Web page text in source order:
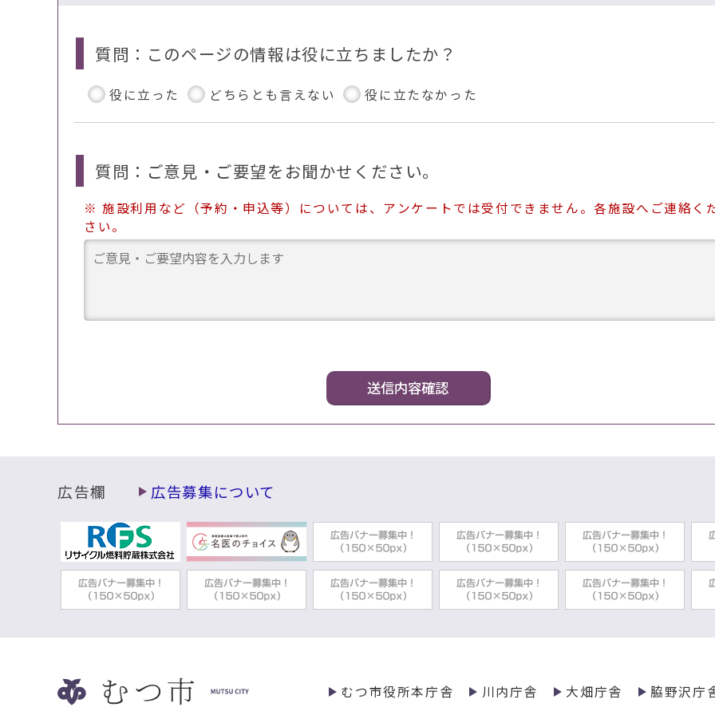
質問：このページの情報は役に立ちましたか？
役に立った どちらとも言えない 役に立たなかった
質問：ご意見・ご要望をお聞かせください。
※ 施設利用など（予約・申込等）については、アンケートでは受付できません。各施設へご連絡く
さい。
広告欄 広告募集について
むつ市役所本庁舎 川内庁舎 大畑庁舎 脇野沢庁